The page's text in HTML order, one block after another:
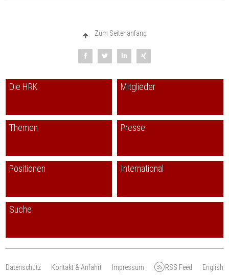
Zum Seitenanfang
Die HRK Mitglieder
Themen Presse
Positionen International
Suche
Datenschutz Kontakt & Anfahrt Impressum RSS Feed English